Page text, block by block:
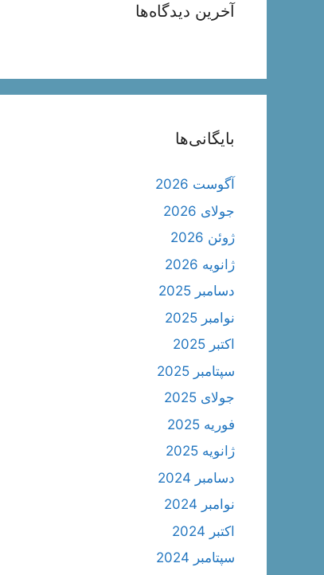
آخرین دیدگاه‌ها
بایگانی‌ها
آگوست 2026
جولای 2026
ژوئن 2026
ژانویه 2026
دسامبر 2025
نوامبر 2025
اکتبر 2025
سپتامبر 2025
جولای 2025
فوریه 2025
ژانویه 2025
دسامبر 2024
نوامبر 2024
اکتبر 2024
سپتامبر 2024